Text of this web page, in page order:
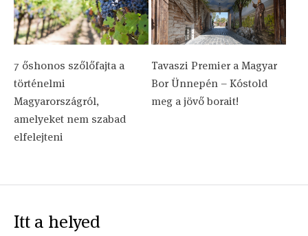
7 őshonos szőlőfajta a
történelmi
Magyarországról,
amelyeket nem szabad
elfelejteni
Tavaszi Premier a Magyar
Bor Ünnepén – Kóstold
meg a jövő borait!
Itt a helyed